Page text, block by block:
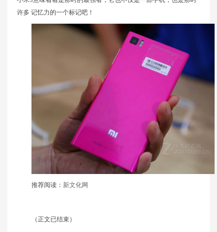
许多 记忆力的一个标记吧！
推荐阅读： 新文化网
（正文已结束）